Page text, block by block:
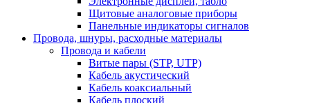
Щитовые аналоговые приборы
Панельные индикаторы сигналов
Провода, шнуры, расходные материалы
Провода и кабели
Витые пары (STP, UTP)
Кабель акустический
Кабель коаксиальный
Кабель плоский